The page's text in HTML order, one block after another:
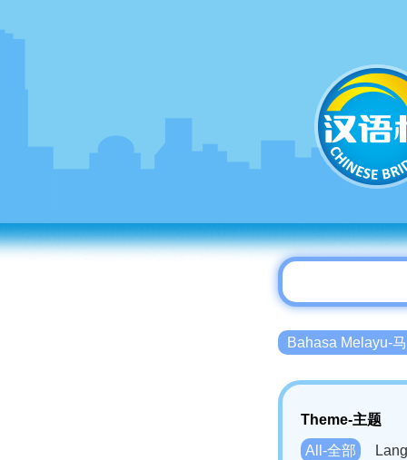
Bahasa Melayu-
Theme-主题
All-全部